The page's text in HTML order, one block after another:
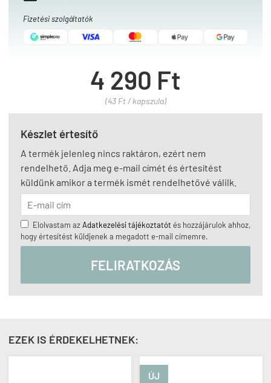
Fizetési szolgáltatók
4 290 Ft
(43 Ft / kapszula)
Készlet értesítő
A termék jelenleg nincs raktáron, ezért nem
rendelhető. Adja meg e-mail címét és értesítést
küldünk amikor a termék ismét rendelhetővé válilk.
Elolvastam azAdatkezelési tájékoztatót és hozzájárulok ahhoz,
hogy értesítést küldjenek a megadott e-mail címemre.
FELIRATKOZÁS
EZEK IS ÉRDEKELHETNEK:
ÚJ